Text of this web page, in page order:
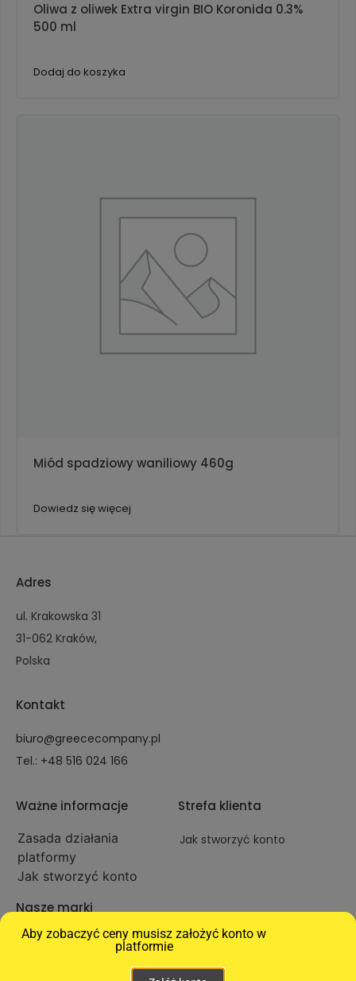
Oliwa z oliwek Extra virgin BIO Koronida 0.3%
500 ml
Dodaj do koszyka
Miód spadziowy waniliowy 460g
Dowiedz się więcej
Adres
ul. Krakowska 31
31-062 Kraków,
Polska
Kontakt
biuro@greececompany.pl
Tel.: +48 516 024 166
Ważne informacje
Zasada działania
platformy
Jak stworzyć konto
Strefa klienta
Jak stworzyć konto
Nasze marki
Greece Company
Aby zobaczyć ceny musisz założyć konto w
platformie